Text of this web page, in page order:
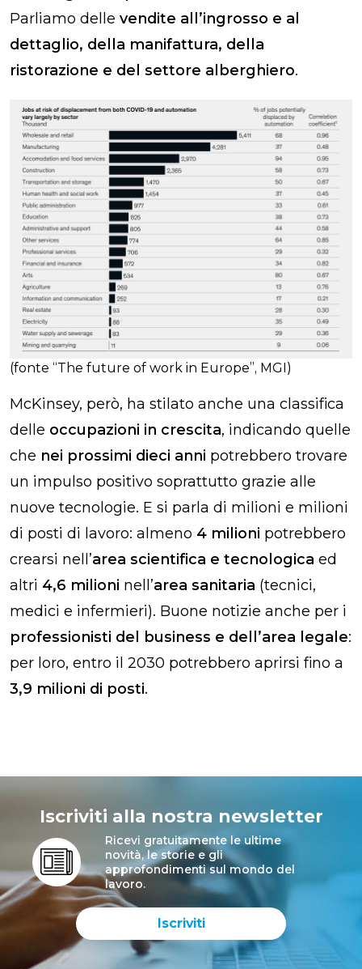
Parliamo delle vendite all’ingrosso e al
dettaglio, della manifattura, della
ristorazione e del settore alberghiero.
(fonte “The future of work in Europe”, MGI)
McKinsey, però, ha stilato anche una classifica
delle occupazioni in crescita, indicando quelle
che nei prossimi dieci anni potrebbero trovare
un impulso positivo soprattutto grazie alle
nuove tecnologie. E si parla di milioni e milioni
di posti di lavoro: almeno 4 milioni potrebbero
crearsi nell’area scientifica e tecnologica ed
altri 4,6 milioni nell’area sanitaria (tecnici,
medici e infermieri). Buone notizie anche per i
professionisti del business e dell’area legale:
per loro, entro il 2030 potrebbero aprirsi fino a
3,9 milioni di posti.
Iscriviti alla nostra newsletter
Ricevi gratuitamente le ultime
novità, le storie e gli
approfondimenti sul mondo del
lavoro.
Iscriviti